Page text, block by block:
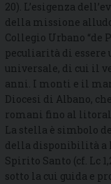
20). L’esigenza
della missione
Collegio Urbano “de
peculiarità di
universale, di cui il
anni. I monti e il
Diocesi di Albano,
romani fino al
La stella è simbolo
della disponibilità a
Spirito Santo (cf. Lc
sotto la cui guida e